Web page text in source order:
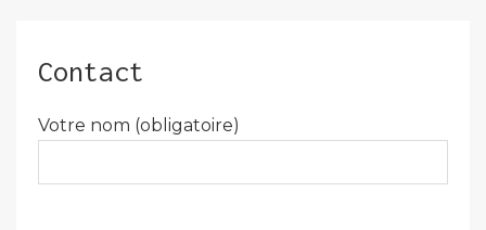
Contact
Votre nom (obligatoire)